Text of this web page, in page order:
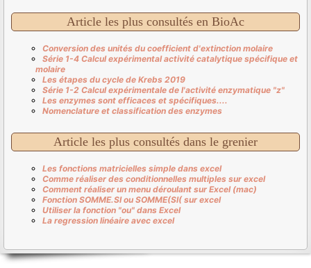
Article les plus consultés en BioAc
Conversion des unités du coefficient d'extinction molaire
Série 1-4 Calcul expérimental activité catalytique spécifique et
molaire
Les étapes du cycle de Krebs 2019
Série 1-2 Calcul expérimentale de l'activité enzymatique "z"
Les enzymes sont efficaces et spécifiques....
Nomenclature et classification des enzymes
Article les plus consultés dans le grenier
Les fonctions matricielles simple dans excel
Comme réaliser des conditionnelles multiples sur excel
Comment réaliser un menu déroulant sur Excel (mac)
Fonction SOMME.SI ou SOMME(SI( sur excel
Utiliser la fonction "ou" dans Excel
La regression linéaire avec excel